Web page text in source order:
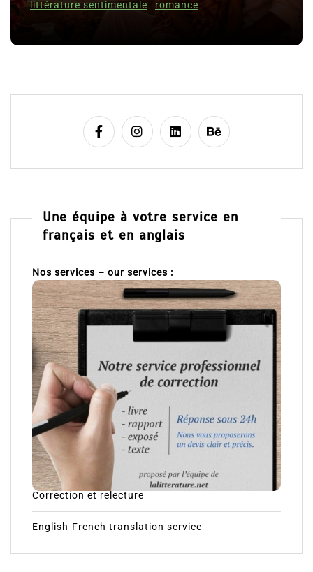
littérature sentimentale romance
Une équipe à votre service en
français et en anglais
Nos services – our services :
Correction et relecture
English-French translation service